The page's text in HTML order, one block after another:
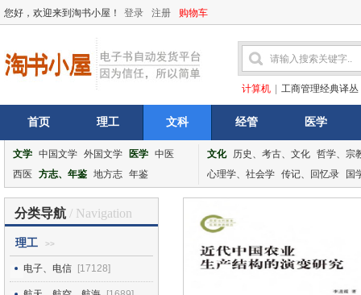
您好，欢迎来到淘书小屋！ 登录 注册 购物车
计算机 工商管理经典译丛
首页 理工 文科 经管 医学
文学 中国文学 外国文学 医学 中医
西医
方志、年鉴 地方志 年鉴
文化 历史、考古、文化 哲学、宗
心理学、社会学 传记、回忆录 国
分类导航 / Navigation
理工 >>
电子、电信 [17128]